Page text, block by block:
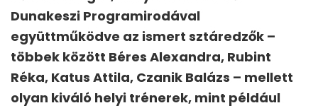
Dunakeszi Programirodával
együttműködve az ismert sztáredzők –
többek között Béres Alexandra, Rubint
Réka, Katus Attila, Czanik Balázs – mellett
olyan kiváló helyi trénerek, mint például